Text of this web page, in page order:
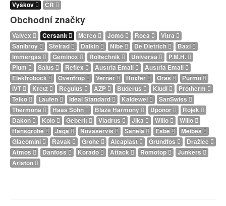
Vyškov
ČR
Obchodní značky
Valvex Cersanit Mereo Jomo Roca
Vitra
Sanibroy
Stelrad Daikin Nibe De Dietrich
Baxi
Immergas
Geminox Roltechnik Universa
P.M.H.
Plum
Salus Reflex Austria Email
Austria Email
Elektrobock
Oventrop Verner Hoxter Oras
Purmo
IVT
Kretz Regulus AZP Buderus Kludi
Protherm
Teiko
Laufen Ideal Standard Kaldewei
SanSwiss
Thermona
Haas Sohn Blaze Harmony Uponor
Rojek
Dakon
Kolo Geberit Viadrus Jika Willo
Willo
Hansgrohe
Jaga Novaservis Sanela Esbe
Meibes
Giacomini
Ravak Grohe Alcaplast Grundfos
Dražice
Atmos
Danfoss Korado Attack Romotop
Junkers
Ariston